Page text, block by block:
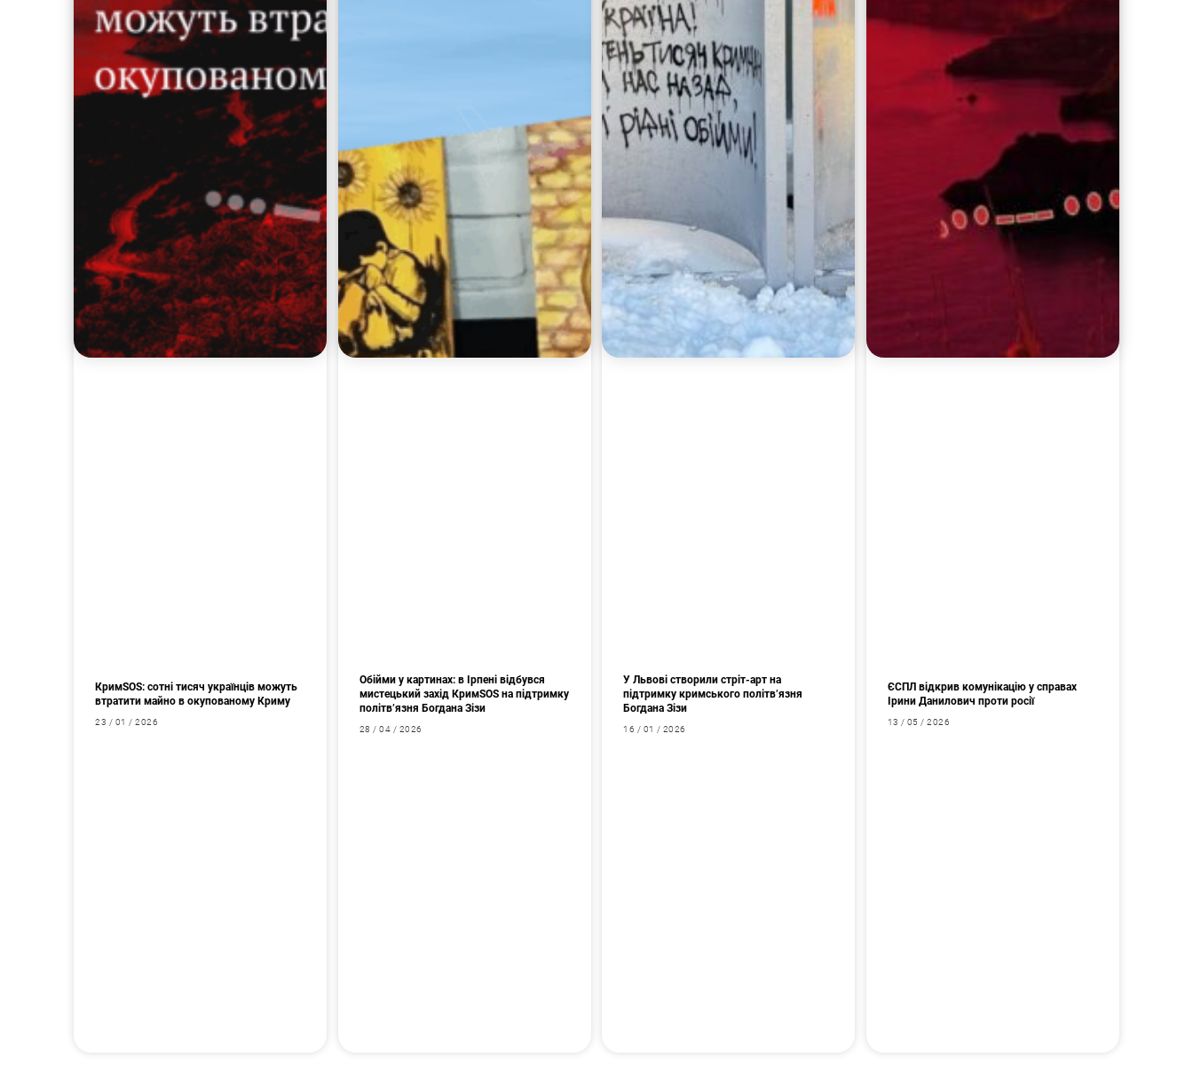
КримSOS: сотні тисяч українців можуть
втратити майно в окупованому Криму
23 / 01 / 2026
Обійми у картинах: в Ірпені відбувся
мистецький захід КримSOS на підтримку
політв’язня Богдана Зізи
28 / 04 / 2026
У Львові створили стріт-арт на
підтримку кримського політв’язня
Богдана Зізи
16 / 01 / 2026
ЄСПЛ відкрив комунікацію у справах
Ірини Данилович проти росії
13 / 05 / 2026